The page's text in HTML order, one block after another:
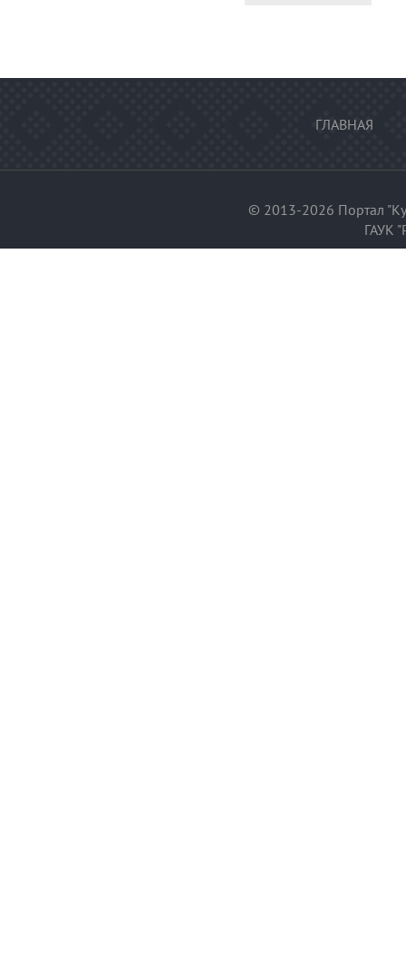
ГЛАВНАЯ
© 2013-2026 Портал
ГАУК